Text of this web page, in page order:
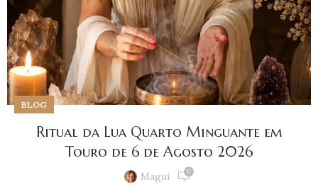
BLOG
Ritual da Lua Quarto Minguante em
Touro de 6 de Agosto 2026
Magui 0